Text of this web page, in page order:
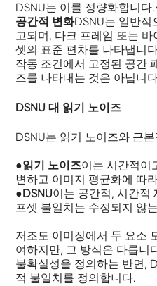
DSNU는 이를 정량화합니다.
공간적 변화DSNU는 일반적
고되며, 다크 프레임 또는
셋의 표준 편차를 나타냅니
작동 조건에서 고정된 공간
즈를 나타내는 것은 아닙니
DSNU 대 읽기 노이즈
DSNU는 읽기 노이즈와 근
●읽기 노이즈이는 시간적이
변하고 이미지 평균화에 따
●DSNU이는 공간적, 시간적
프셋 불일치는 수정되지 않
저조도 이미징에서 두 요소
여하지만, 그 방식은 다릅니
불확실성을 정의하는 반면,
적 불일치를 정의합니다.